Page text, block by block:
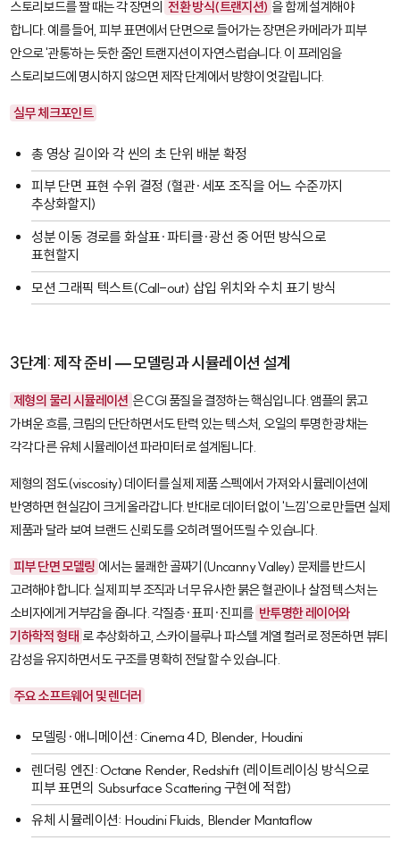
스토리보드를 짤 때는 각 장면의 전환 방식(트랜지션) 을 함께 설계해야
합니다. 예를 들어, 피부 표면에서 단면으로 들어가는 장면은 카메라가 피부
안으로 '관통'하는 듯한 줌인 트랜지션이 자연스럽습니다. 이 프레임을
스토리보드에 명시하지 않으면 제작 단계에서 방향이 엇갈립니다.
실무 체크포인트
총 영상 길이와 각 씬의 초 단위 배분 확정
피부 단면 표현 수위 결정 (혈관·세포 조직을 어느 수준까지
추상화할지)
성분 이동 경로를 화살표·파티클·광선 중 어떤 방식으로
표현할지
모션 그래픽 텍스트(Call-out) 삽입 위치와 수치 표기 방식
3단계: 제작 준비 — 모델링과 시뮬레이션 설계
제형의 물리 시뮬레이션 은 CGI 품질을 결정하는 핵심입니다. 앰플의 묽고
가벼운 흐름, 크림의 단단하면서도 탄력 있는 텍스처, 오일의 투명한 광채는
각각 다른 유체 시뮬레이션 파라미터로 설계됩니다.
제형의 점도(viscosity) 데이터를 실제 제품 스펙에서 가져와 시뮬레이션에
반영하면 현실감이 크게 올라갑니다. 반대로 데이터 없이 '느낌'으로 만들면 실제
제품과 달라 보여 브랜드 신뢰도를 오히려 떨어뜨릴 수 있습니다.
피부 단면 모델링 에서는 불쾌한 골짜기(Uncanny Valley) 문제를 반드시
고려해야 합니다. 실제 피부 조직과 너무 유사한 붉은 혈관이나 살점 텍스처는
소비자에게 거부감을 줍니다. 각질층·표피·진피를 반투명한 레이어와
기하학적 형태 로 추상화하고, 스카이블루나 파스텔 계열 컬러로 정돈하면 뷰티
감성을 유지하면서도 구조를 명확히 전달할 수 있습니다.
주요 소프트웨어 및 렌더러
모델링·애니메이션: Cinema 4D, Blender, Houdini
렌더링 엔진:Octane Render, Redshift(레이트레이싱 방식으로
피부 표면의 Subsurface Scattering 구현에 적합)
유체 시뮬레이션: Houdini Fluids, Blender Mantaflow